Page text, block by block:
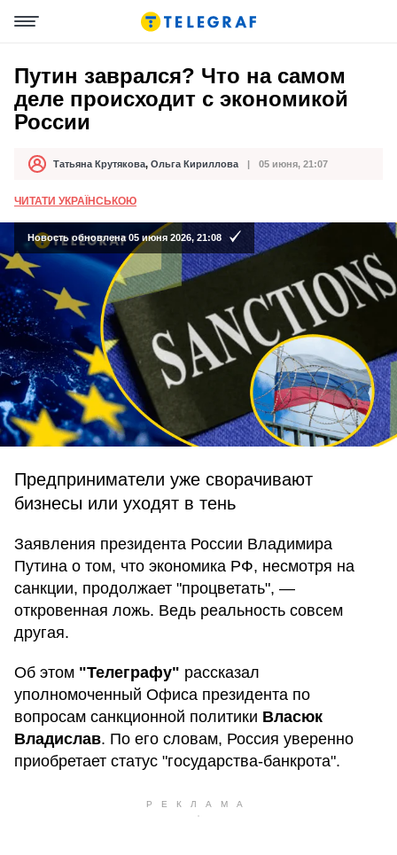
Путин заврался? Что на самом
деле происходит с экономикой
России
АвторТатьяна Крутякова, Ольга Кириллова
Дата публикации 05 июня, 21:07
ЧИТАТИ УКРАЇНСЬКОЮ
Новость обновлена 05 июня 2026, 21:08
Предприниматели уже сворачивают
бизнесы или уходят в тень
Заявления президента России Владимира
Путина о том, что экономика РФ, несмотря на
санкции, продолжает "процветать", —
откровенная ложь. Ведь реальность совсем
другая.
Об этом "Телеграфу" рассказал
уполномоченный Офиса президента по
вопросам санкционной политики Власюк
Владислав. По его словам, Россия уверенно
приобретает статус "государства-банкрота".